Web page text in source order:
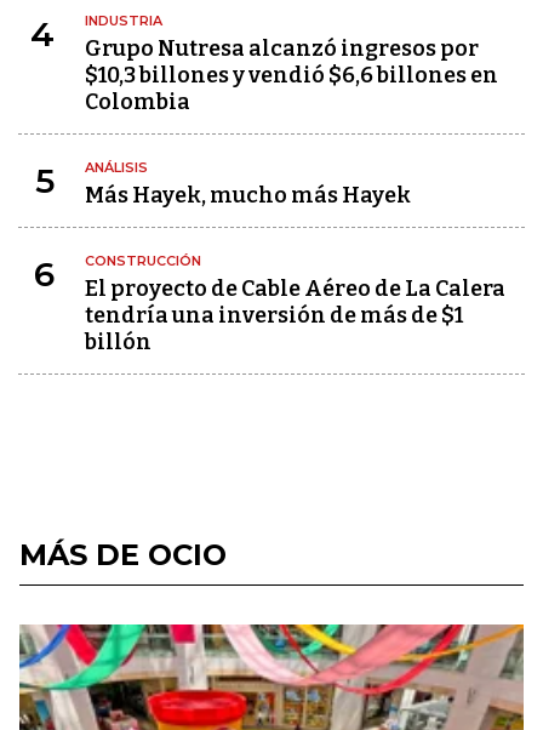
4 INDUSTRIA
Grupo Nutresa alcanzó ingresos por
$10,3 billones y vendió $6,6 billones en
Colombia
5 ANÁLISIS
Más Hayek, mucho más Hayek
6 CONSTRUCCIÓN
El proyecto de Cable Aéreo de La Calera
tendría una inversión de más de $1
billón
MÁS DE OCIO